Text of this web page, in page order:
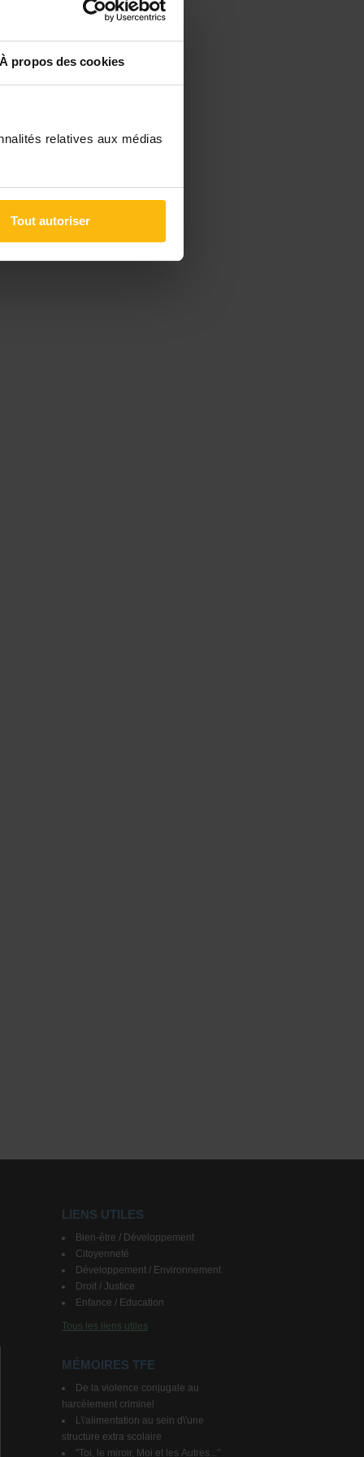
À propos des cookies
relatives aux médias
Tout autoriser
LIENS UTILES
Bien-être / Développement
Citoyenneté
Développement / Environnement
Droit / Justice
Enfance / Education
Tous les liens utiles
MÉMOIRES TFE
De la violence conjugale au
harcèlement criminel
L\'alimentation au sein d\'une
structure extra scolaire
"Toi, le miroir, Moi et les Autres..."